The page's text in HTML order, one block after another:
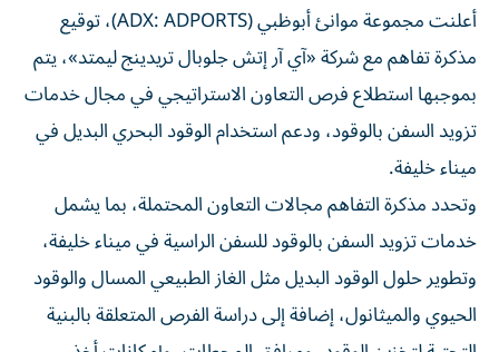
أعلنت مجموعة موانئ أبوظبي (ADX: ADPORTS)، توقيع
مذكرة تفاهم مع شركة «آي آر إتش جلوبال تريدينج ليمتد»، يتم
بموجبها استطلاع فرص التعاون الاستراتيجي في مجال خدمات
تزويد السفن بالوقود، ودعم استخدام الوقود البحري البديل في
ميناء خليفة.
وتحدد مذكرة التفاهم مجالات التعاون المحتملة، بما يشمل
خدمات تزويد السفن بالوقود للسفن الراسية في ميناء خليفة،
وتطوير حلول الوقود البديل مثل الغاز الطبيعي المسال والوقود
الحيوي والميثانول، إضافة إلى دراسة الفرص المتعلقة بالبنية